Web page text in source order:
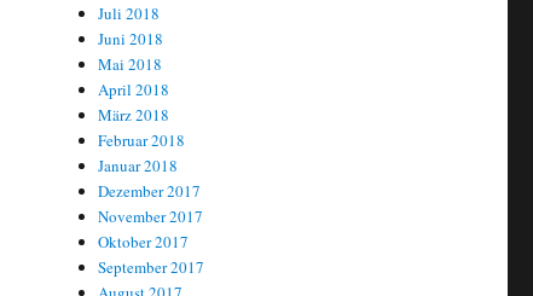
Juli 2018
Juni 2018
Mai 2018
April 2018
März 2018
Februar 2018
Januar 2018
Dezember 2017
November 2017
Oktober 2017
September 2017